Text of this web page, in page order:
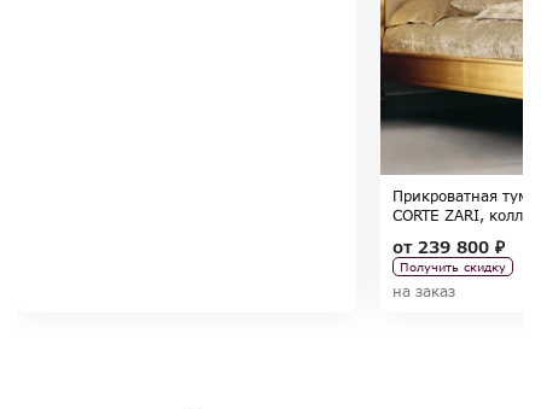
Прикроватная
CORTE ZARI,
от239 800 ₽
Получить скидку
на заказ